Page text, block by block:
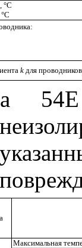
°С
°С
kдля
54
Максимальная